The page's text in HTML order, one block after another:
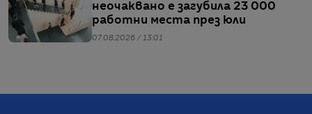
неочаквано е загубила 23 000
работни места през юли
07.08.2026 / 13:01